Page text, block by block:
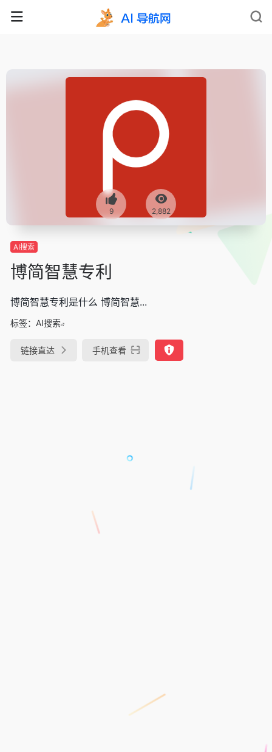
9 2,882
AI搜索
博简智慧专利
博简智慧专利是什么 博简智慧...
标签： AI搜索
链接直达 手机查看